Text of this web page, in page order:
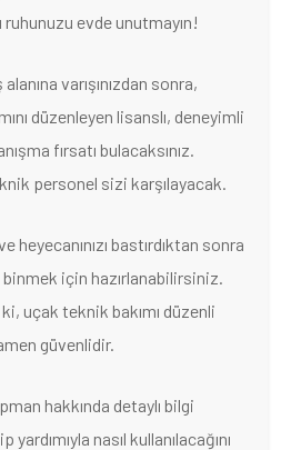
evde unutmayın!
varışınızdan sonra,
düzenleyen lisanslı, deneyimli
fırsatı bulacaksınız.
personel sizi karşılayacak.
bastırdıktan sonra
için hazırlanabilirsiniz.
uçak teknik bakımı düzenli
güvenlidir.
hakkında detaylı bilgi
nasıl kullanılacağını